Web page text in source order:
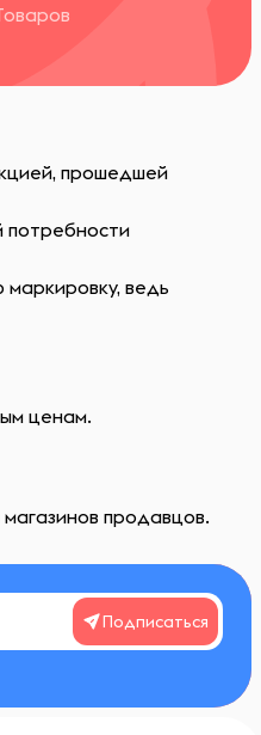
прошедшей
потребности
ведь
ценам.
продавцов.
Подписаться